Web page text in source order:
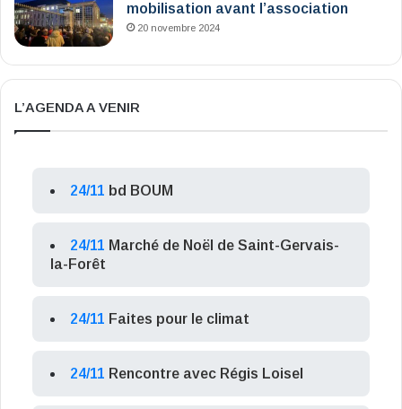
mobilisation avant l’association
20 novembre 2024
L’AGENDA A VENIR
24/11 bd BOUM
24/11 Marché de Noël de Saint-Gervais-
la-Forêt
24/11 Faites pour le climat
24/11 Rencontre avec Régis Loisel